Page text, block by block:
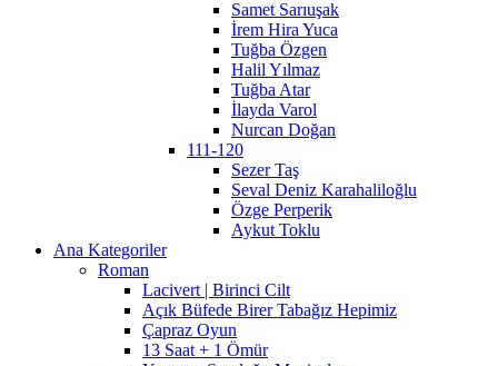
Samet Sarıuşak
İrem Hira Yuca
Tuğba Özgen
Halil Yılmaz
Tuğba Atar
İlayda Varol
Nurcan Doğan
111-120
Sezer Taş
Seval Deniz Karahaliloğlu
Özge Perperik
Aykut Toklu
Ana Kategoriler
Roman
Lacivert | Birinci Cilt
Açık Büfede Birer Tabağız Hepimiz
Çapraz Oyun
13 Saat + 1 Ömür